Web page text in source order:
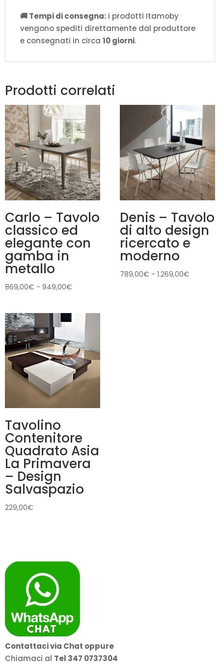
🚚 Tempi di consegna: i prodotti Itamoby
vengono spediti direttamente dal produttore
e consegnati in circa 10 giorni.
Prodotti correlati
Carlo – Tavolo
classico ed
elegante con
gamba in
metallo
869,00€ - 949,00€
869,00€
a
949,00€
Denis – Tavolo
di alto design
ricercato e
moderno
789,00€ - 1.269,00€
Tavolino
Contenitore
Quadrato Asia
La Primavera
– Design
Salvaspazio
229,00€
Contattaci via Chat oppure
Chiamaci al Tel 347 0737304